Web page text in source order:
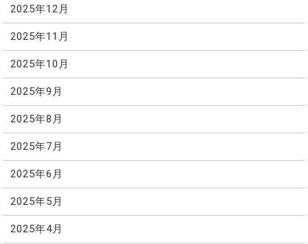
2025年12月
2025年11月
2025年10月
2025年9月
2025年8月
2025年7月
2025年6月
2025年5月
2025年4月